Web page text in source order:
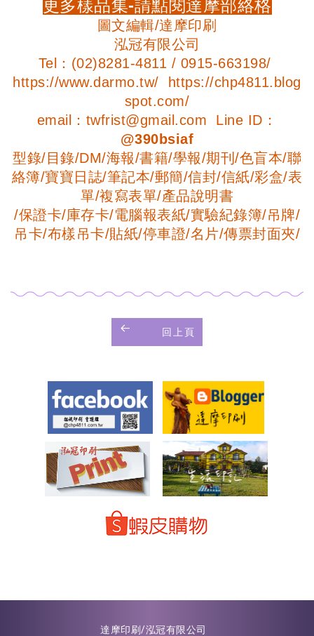
更多樣品集-請點閱達摩部絡格
圖文編輯/達摩印刷
泓冠有限公司
Tel：(02)8281-4811 / 0915-663198/
https://www.darmo.tw/ https://chp4811.blog
spot.com/
email：twfrist@gmail.com Line ID：
@390bsiaf
型錄/目錄/DM/海報/書籍/學報/期刊/色盲本/聯
絡簿/寶寶日誌/筆記本/郵簡/信封/信紙/彩盒/表
單/複寫表單/產品說明書
/保證卡/庫存卡/電腦報表紙/實驗紀錄簿/吊牌/
吊卡/布樣吊卡/貼紙/停車證/名片/傳票封面夾/
回上頁
達摩印刷/泓冠有限公司